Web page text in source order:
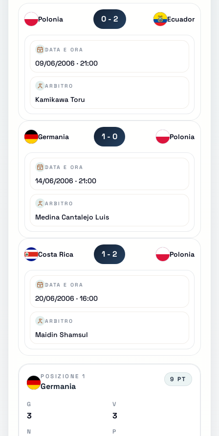
Polonia 0 - 2 Ecuador
DATA E ORA
09/06/2006 · 21:00
ARBITRO
Kamikawa Toru
Germania 1 - 0 Polonia
DATA E ORA
14/06/2006 · 21:00
ARBITRO
Medina Cantalejo Luis
Costa Rica 1 - 2 Polonia
DATA E ORA
20/06/2006 · 16:00
ARBITRO
Maidin Shamsul
POSIZIONE 1
Germania
9 PT
G
3
V
3
N P